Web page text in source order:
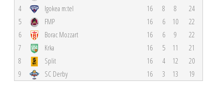
4 Igokea m:tel 16 8 8
24
5
FMP 16 6 10
22
6
Borac Mozzart 16 6 9
22
7
Krka 16 5 11
21
8
Split 16 4 12
20
9
SC Derby 16 3 13 19